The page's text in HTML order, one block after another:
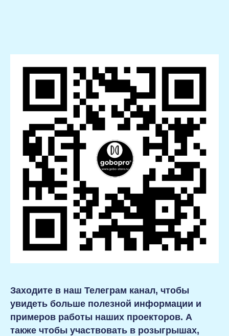
Заходите в наш Телеграм канал, чтобы
увидеть больше полезной информации и
примеров работы наших проекторов. А
также чтобы участвовать в розыгрышах,